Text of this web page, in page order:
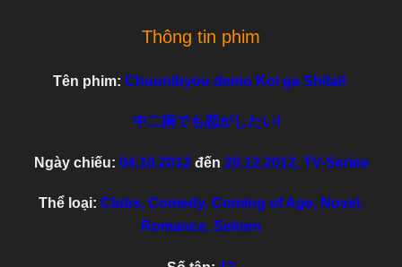
Thông tin phim
Tên phim: Chuunibyou demo Koi ga Shitai!
中二病でも恋がしたい!
Ngày chiếu: 04.10.2012 đến 20.12.2012, TV-Series
Thể loại: Clubs, Comedy, Coming of Age, Novel,
Romance, Seinen